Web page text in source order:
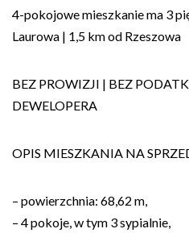
4-pokojowe mieszkanie ma 3
Laurowa | 1,5 km od Rzeszowa
BEZ PROWIZJI | BEZ
DEWELOPERA
OPIS MIESZKANIA NA
– powierzchnia: 68,62 m,
– 4 pokoje, w tym 3 sypialnie,